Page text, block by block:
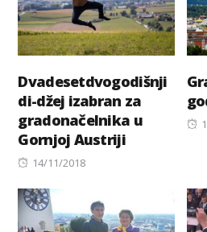
Dvadesetdvogodišnji
di-džej izabran za
gradonačelnika u
Gornjoj Austriji
Posted
14/11/2018